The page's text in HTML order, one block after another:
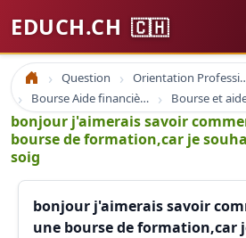
EDUCH.CH 🇨🇭
Accueil Question
Bourse Aide financière
bonjour j'aimerais savoir
bourse de formation,car je
soig
bonjour j'aimerais savoir
une bourse de formation,car